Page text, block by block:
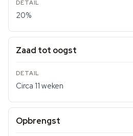
20%
Zaad tot oogst
Circa 11 weken
Opbrengst